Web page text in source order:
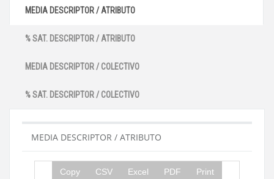
MEDIA DESCRIPTOR / ATRIBUTO
% SAT. DESCRIPTOR / ATRIBUTO
MEDIA DESCRIPTOR / COLECTIVO
% SAT. DESCRIPTOR / COLECTIVO
MEDIA DESCRIPTOR / ATRIBUTO
Copy CSV Excel PDF Print